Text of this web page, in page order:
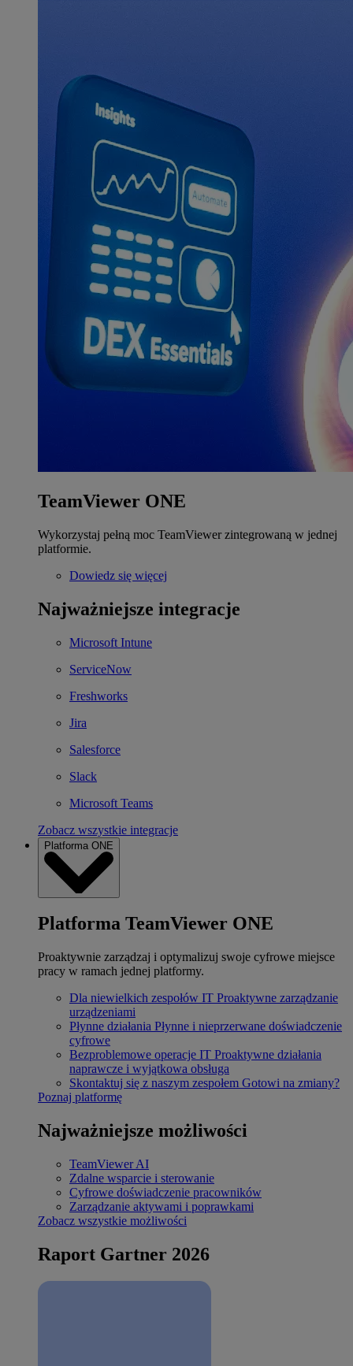
TeamViewer ONE
Wykorzystaj pełną moc TeamViewer zintegrowaną w jednej
platformie.
Dowiedz się więcej
Najważniejsze integracje
Microsoft Intune
ServiceNow
Freshworks
Jira
Salesforce
Slack
Microsoft Teams
Zobacz wszystkie integracje
Platforma ONE
Platforma TeamViewer ONE
Proaktywnie zarządzaj i optymalizuj swoje cyfrowe miejsce
pracy w ramach jednej platformy.
Dla niewielkich zespołów IT Proaktywne zarządzanie
urządzeniami
Płynne działania Płynne i nieprzerwane doświadczenie
cyfrowe
Bezproblemowe operacje IT Proaktywne działania
naprawcze i wyjątkowa obsługa
Skontaktuj się z naszym zespołem Gotowi na zmiany?
Poznaj platformę
Najważniejsze możliwości
TeamViewer AI
Zdalne wsparcie i sterowanie
Cyfrowe doświadczenie pracowników
Zarządzanie aktywami i poprawkami
Zobacz wszystkie możliwości
Raport Gartner 2026